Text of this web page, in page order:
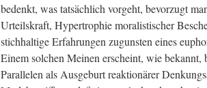
bedenkt, was tatsächlich vorgeht, bevorzugt
Urteilskraft, Hypertrophie moralistischer
stichhaltige Erfahrungen zugunsten eines
Einem solchen Meinen erscheint, wie bekannt,
Parallelen als Ausgeburt reaktionärer